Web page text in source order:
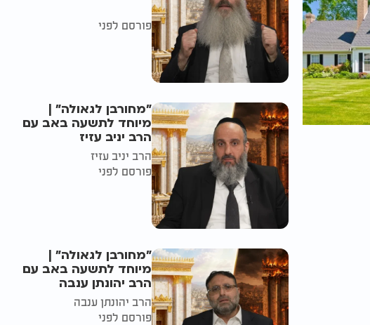
פורסם לפני
"מחורבן לגאולה" |
מיוחד לתשעה באב עם
הרב יניב עזיז
הרב יניב עזיז
פורסם לפני
"מחורבן לגאולה" |
מיוחד לתשעה באב עם
הרב יהונתן ענבה
הרב יהונתן ענבה
פורסם לפני